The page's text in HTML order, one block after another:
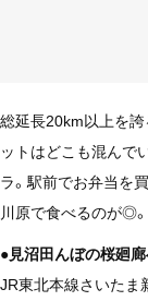
総延長20km以上を誇
ットはどこも混んで
ラ。駅前でお弁当を
川原で食べるのが◎。
●見沼田んぼの桜廻
JR東北本線さいたま